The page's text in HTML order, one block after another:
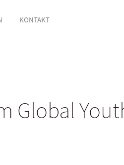
KONTAKT
Global